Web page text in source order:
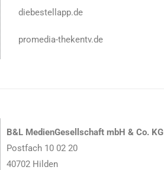
diebestellapp.de
promedia-thekentv.de
B&L MedienGesellschaft mbH & Co. KG
Postfach 10 02 20
40702 Hilden